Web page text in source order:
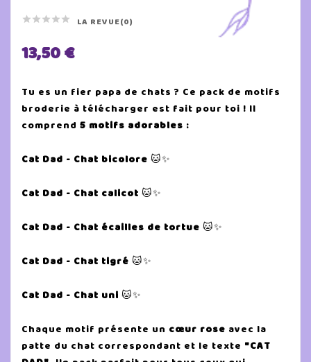
     LA REVUE(0)
13,50 €
Tu es un fier papa de chats ? Ce pack de motifs
broderie à télécharger est fait pour toi ! Il
comprend 5 motifs adorables :
Cat Dad - Chat bicolore 🐱✨
Cat Dad - Chat calicot 🐱✨
Cat Dad - Chat écailles de tortue 🐱✨
Cat Dad - Chat tigré 🐱✨
Cat Dad - Chat uni 🐱✨
Chaque motif présente un cœur rose avec la
patte du chat correspondant et le texte "CAT